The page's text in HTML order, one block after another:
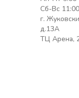
Сб-Вс
г.
д.13А
ТЦ Арена,